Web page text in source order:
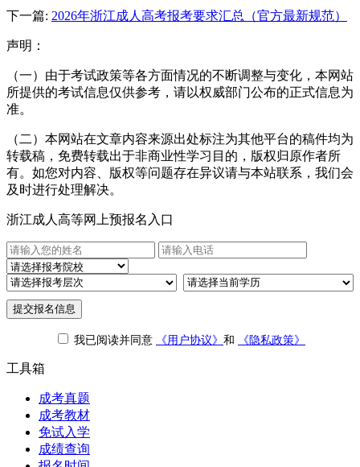
下一篇: 2026年浙江成人高考报考要求汇总（官方最新规范）
声明：
（一）由于考试政策等各方面情况的不断调整与变化，本网站
所提供的考试信息仅供参考，请以权威部门公布的正式信息为
准。
（二）本网站在文章内容来源出处标注为其他平台的稿件均为
转载稿，免费转载出于非商业性学习目的，版权归原作者所
有。如您对内容、版权等问题存在异议请与本站联系，我们会
及时进行处理解决。
浙江成人高等网上预报名入口
提交报名信息
我已阅读并同意 《用户协议》 和 《隐私政策》
工具箱
成考真题
成考教材
免试入学
成绩查询